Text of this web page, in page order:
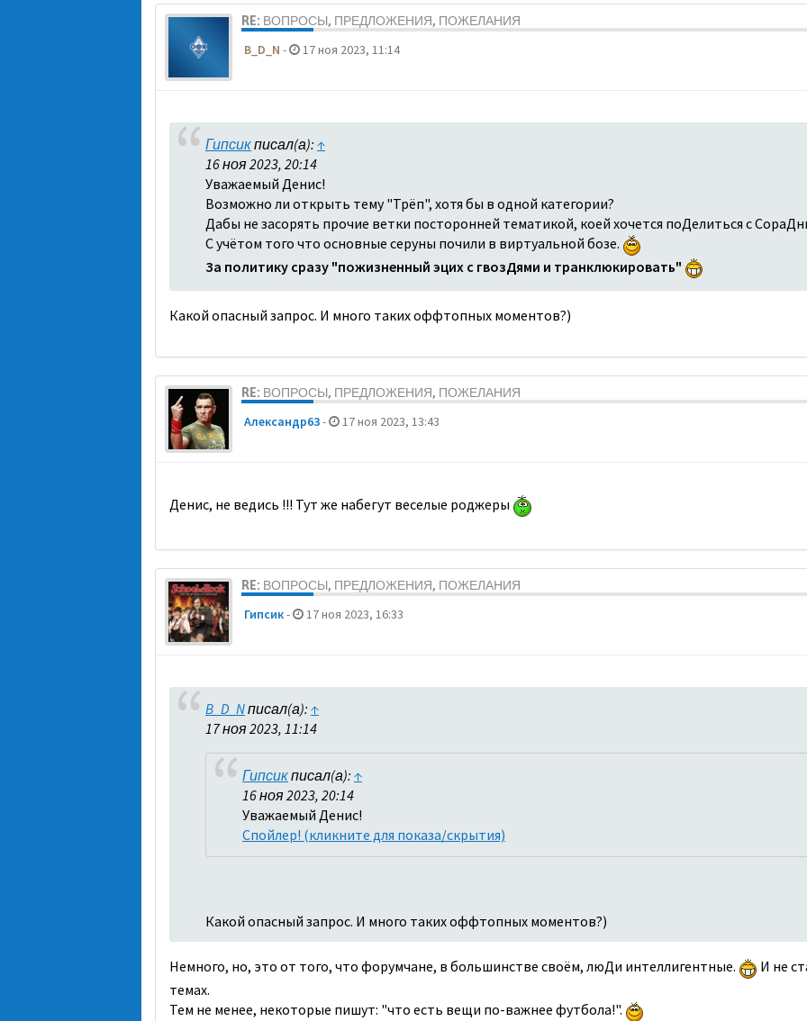
RE: ВОПРОСЫ, ПРЕДЛОЖЕНИЯ, ПОЖЕЛАНИЯ
B_D_N - 17 ноя 2023, 11:14
Гипсикписал(а): ↑
16 ноя 2023, 20:14
Уважаемый Денис!
Возможно ли открыть тему "Трёп", хотя бы в одной категории?
Дабы не засорять прочие ветки посторонней тематикой, коей хочется поДелиться с
С учётом того что основные серуны почили в виртуальной бозе.
За политику сразу "пожизненный эцих с гвозДями и транклюкировать"
Какой опасный запрос. И много таких оффтопных моментов?)
RE: ВОПРОСЫ, ПРЕДЛОЖЕНИЯ, ПОЖЕЛАНИЯ
Александр63- 17 ноя 2023, 13:43
Денис, не ведись !!! Тут же набегут веселые роджеры
RE: ВОПРОСЫ, ПРЕДЛОЖЕНИЯ, ПОЖЕЛАНИЯ
Гипсик- 17 ноя 2023, 16:33
B_D_Nписал(а): ↑
17 ноя 2023, 11:14
Гипсикписал(а): ↑
16 ноя 2023, 20:14
Уважаемый Денис!
Спойлер! (кликните для показа/скрытия)
Какой опасный запрос. И много таких оффтопных моментов?)
Немного, но, это от того, что форумчане, в большинстве своём, люДи интеллигентные.
И не
темах.
Тем не менее, некоторые пишут: "что есть вещи по-важнее футбола!".